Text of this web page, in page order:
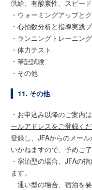
供給、有酸素性、スピー
・ウォーミングアップと
・心拍数分析と指導実践
・ランニングトレーニン
・体力テスト
・筆記試験
・その他
11. その他
・お申込み以降のご案内
ールアドレスをご登録く
登録し、JFAからのメー
いかねますので、予めご了
・宿泊型の場合、JFAの
ます。
通い型の場合、宿泊を